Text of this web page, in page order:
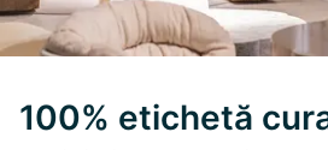
100% etichetă